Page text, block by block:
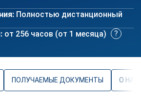
Полностью дистанционный
от 256 часов (от 1 месяца)
ПОЛУЧАЕМЫЕ ДОКУМЕНТЫ О